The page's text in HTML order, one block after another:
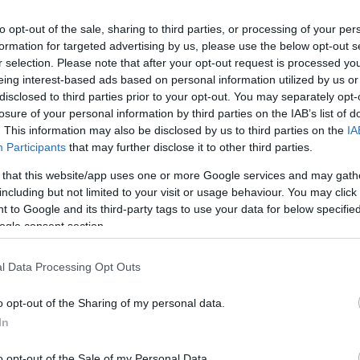
opt-out of the sale, sharing to third parties, or processing of your
for targeted advertising by us, please use the below opt-out
selection. Please note that after your opt-out request is processed
interest-based ads based on personal information utilized by us
to third parties prior to your opt-out. You may separately
of your personal information by third parties on the IAB’s list of
This information may also be disclosed by us to third parties on the
Participants that may further disclose it to other third parties.
that this website/app uses one or more Google services and may
but not limited to your visit or usage behaviour. You may
to Google and its third-party tags to use your data for below
consent section.
Data Processing Opt Outs
opt-out of the Sharing of my personal data.
hogy konzolon inkább a Part I-t választanánk már,
Bármikor érdemes bepótolni, és higgyétek
felfrissíteni, akik már túl vannak az élményen.
már a címből is világos volt. Mindenesetre
írjátok meg, hogy ment!
hangulata – Jön a második forduló! (X)